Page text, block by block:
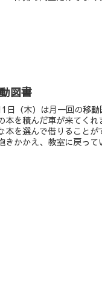
図書
日（木）は月一回の移
本を積んだ車が来てく
本を選んで借りること
きかかえ、教室に戻っ